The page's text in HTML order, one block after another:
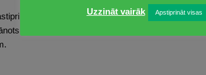
patrulēs Rīgas pašvaldības policija, lai
uzstādīt videonovērošanas kameras, lai
Uzzināt vairāk
Apstiprināt visas